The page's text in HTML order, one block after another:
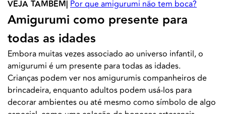
VEJA TAMBÉM| Por que amigurumi não tem boca?
Amigurumi como presente para
todas as idades
Embora muitas vezes associado ao universo infantil, o
amigurumi é um presente para todas as idades.
Crianças podem ver nos amigurumis companheiros de
brincadeira, enquanto adultos podem usá-los para
decorar ambientes ou até mesmo como símbolo de algo